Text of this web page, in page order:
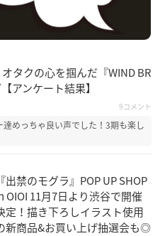
タクの心を掴んだ『WIND BR
アンケート結果】
9コメント
めっちゃ良い声でした！3期も楽し
『出禁のモグラ』POP UP SHOP
OIOI 11月7日より渋谷で開催
定！描き下ろしイラスト使用
新商品&お買い上げ抽選会も◎